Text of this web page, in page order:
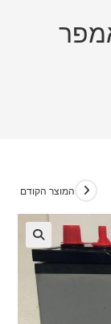
118 אמפר
המוצר הקודם
🔍